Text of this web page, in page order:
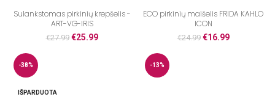
Sulankstomas pirkinių krepšelis -
ART-VG-IRIS
€27.99 €25.99
ECO pirkinių maišelis FRIDA KAHLO
ICON
€24.99 €16.99
-38%
IŠPARDUOTA
-13%